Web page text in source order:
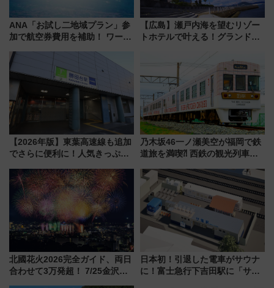
ANA「お試し二地域プラン」参
加で航空券費用を補助！ ワーケ
治体は？ 2026年は対象のエリア
が拡大！
【広島】瀬戸内海を望むリゾー
トホテルで叶える！グランドプ
ディング＆カジュアルパーティ
【2026年版】東葉高速線も追加
でさらに便利に！人気きっぷ
今年も発売 秋・早春に千葉県を
巡るなら使い勝手・コスパ抜群
乃木坂46一ノ瀬美空が福岡で鉄
道旅を満喫⁈ 西鉄の観光列車
CHIKUGO」で巡る福岡･太宰
府･柳川の旅！YouTubeが公開
に
北國花火2026完全ガイド、両日
合わせて3万発超！ 7/25金沢大
日本初！引退した電車がサウナ
に！富士急行下吉田駅に「サ電